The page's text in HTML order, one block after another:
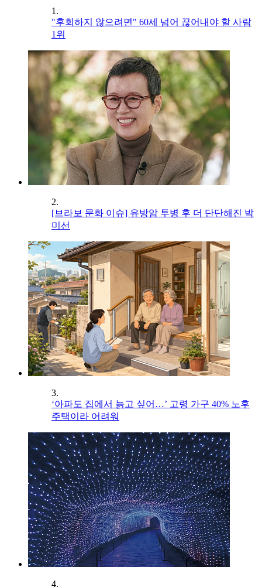
1.
"후회하지 않으려면" 60세 넘어 끊어내야 할 사람
1위
2.
[브라보 문화 이슈] 유방암 투병 후 더 단단해진 박
미선
3.
‘아파도 집에서 늙고 싶어…’ 고령 가구 40% 노후
주택이라 어려워
4.